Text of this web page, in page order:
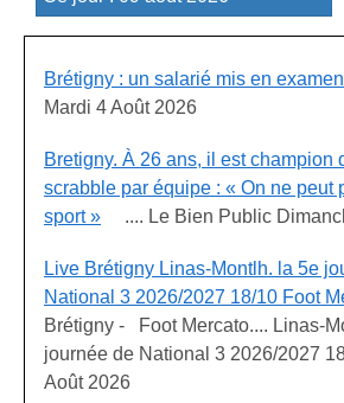
Brétigny : un salarié mis en examen
Mardi 4 Août 2026
Bretigny. À 26 ans, il est champion
scrabble par équipe : « On ne peut
sport » .... Le Bien Public
Live Brétigny Linas-Montlh. la 5e
National 3 2026/2027 18/10 Foot
Brétigny - Foot Mercato.... Linas-
journée de National 3 2026/2027
Août 2026